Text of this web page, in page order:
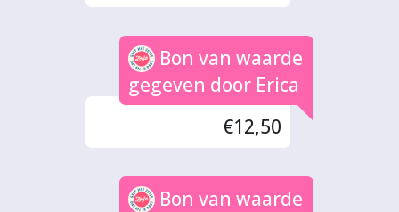
Bon van waarde
gegeven door Erica
€12,50
Bon van waarde